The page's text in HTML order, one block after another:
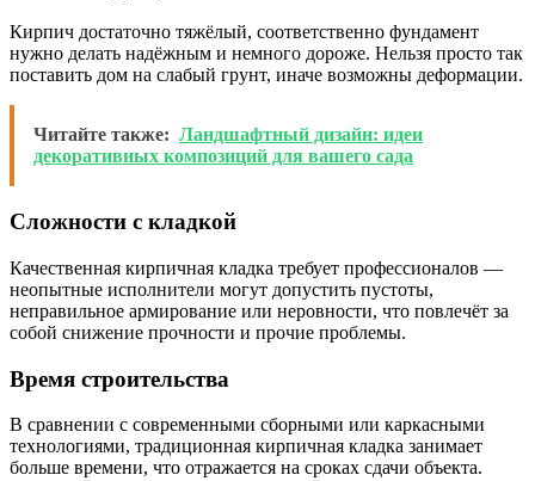
Кирпич достаточно тяжёлый, соответственно фундамент
нужно делать надёжным и немного дороже. Нельзя просто так
поставить дом на слабый грунт, иначе возможны деформации.
Читайте также: Ландшафтный дизайн: идеи
декоративных композиций для вашего сада
Сложности с кладкой
Качественная кирпичная кладка требует профессионалов —
неопытные исполнители могут допустить пустоты,
неправильное армирование или неровности, что повлечёт за
собой снижение прочности и прочие проблемы.
Время строительства
В сравнении с современными сборными или каркасными
технологиями, традиционная кирпичная кладка занимает
больше времени, что отражается на сроках сдачи объекта.